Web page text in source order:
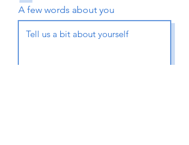
A few words about you